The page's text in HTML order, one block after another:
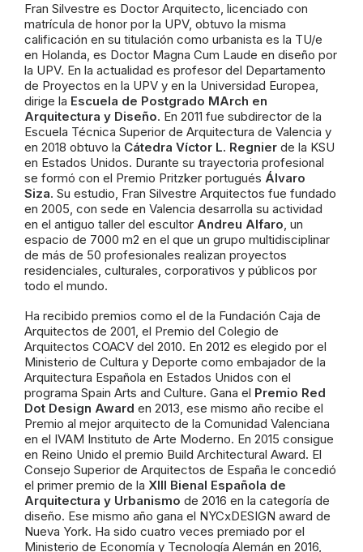
Fran Silvestre es Doctor Arquitecto, licenciado con
matrícula de honor por la UPV, obtuvo la misma
calificación en su titulación como urbanista es la TU/e
en Holanda, es Doctor Magna Cum Laude en diseño por
la UPV. En la actualidad es profesor del Departamento
de Proyectos en la UPV y en la Universidad Europea,
dirige la Escuela de Postgrado MArch en
Arquitectura y Diseño. En 2011 fue subdirector de la
Escuela Técnica Superior de Arquitectura de Valencia y
en 2018 obtuvo la Cátedra Víctor L. Regnier de la KSU
en Estados Unidos. Durante su trayectoria profesional
se formó con el Premio Pritzker portugués Álvaro
Siza. Su estudio, Fran Silvestre Arquitectos fue fundado
en 2005, con sede en Valencia desarrolla su actividad
en el antiguo taller del escultor Andreu Alfaro, un
espacio de 7000 m2 en el que un grupo multidisciplinar
de más de 50 profesionales realizan proyectos
residenciales, culturales, corporativos y públicos por
todo el mundo.
Ha recibido premios como el de la Fundación Caja de
Arquitectos de 2001, el Premio del Colegio de
Arquitectos COACV del 2010. En 2012 es elegido por el
Ministerio de Cultura y Deporte como embajador de la
Arquitectura Española en Estados Unidos con el
programa Spain Arts and Culture. Gana el Premio Red
Dot Design Award en 2013, ese mismo año recibe el
Premio al mejor arquitecto de la Comunidad Valenciana
en el IVAM Instituto de Arte Moderno. En 2015 consigue
en Reino Unido el premio Build Architectural Award. El
Consejo Superior de Arquitectos de España le concedió
el primer premio de la XIII Bienal Española de
Arquitectura y Urbanismo de 2016 en la categoría de
diseño. Ese mismo año gana el NYCxDESIGN award de
Nueva York. Ha sido cuatro veces premiado por el
Ministerio de Economía y Tecnología Alemán en 2016,